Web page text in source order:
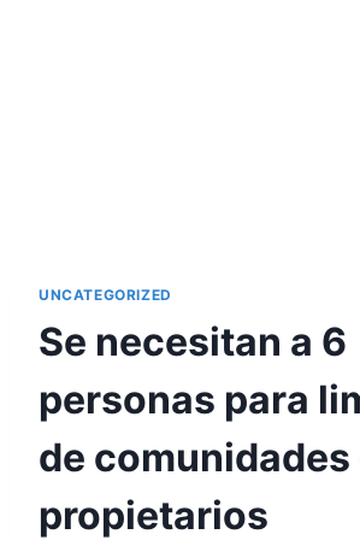
UNCATEGORIZED
Se necesitan a 6
personas para
de comunidades
propietarios